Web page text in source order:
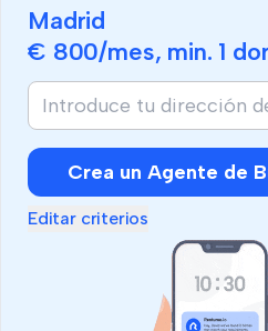
Madrid
€ 800/mes, min. 1
Crea un Agente de
Editar criterios